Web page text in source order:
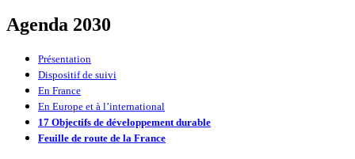
Agenda 2030
Présentation
Dispositif de suivi
En France
En Europe et à l’international
17 Objectifs de développement durable
Feuille de route de la France